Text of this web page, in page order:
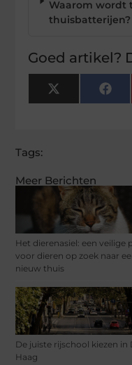
Meer Berichten
Het dierenasiel: een veilige
voor dieren op zoek naar
nieuw thuis
De juiste rijschool kiezen in
Haag
Waarom wordt
thuisbatterijen?
Goed artikel?
X
(Twitter)
Tags: